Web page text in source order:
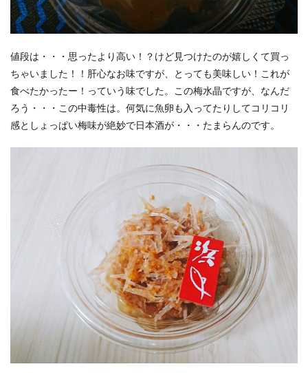
値段は・・・思ったより高い！？けど見つけたのが嬉しくて買っ
ちゃいました！！肝心なお味ですが、とっても美味しい！これが
食べたかったー！っていう味でした。この梅水晶ですが、なんだ
ろう・・・この中毒性は。何気に魚卵も入ってたりしてコリコリ
感としょっぱい梅味が絶妙で日本酒が・・・たまらんのです。